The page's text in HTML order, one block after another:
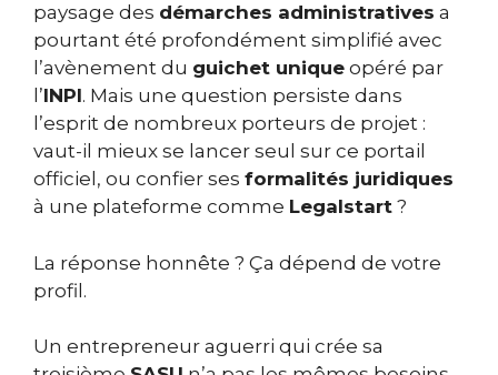
paysage des démarches administratives a
pourtant été profondément simplifié avec
l’avènement du guichet unique opéré par
l’INPI. Mais une question persiste dans
l’esprit de nombreux porteurs de projet :
vaut-il mieux se lancer seul sur ce portail
officiel, ou confier ses formalités juridiques
à une plateforme comme Legalstart ?
La réponse honnête ? Ça dépend de votre
profil.
Un entrepreneur aguerri qui crée sa